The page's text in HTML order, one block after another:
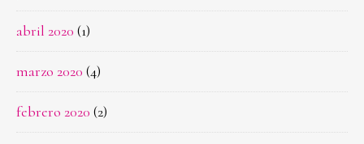
abril 2020 (1)
marzo 2020 (4)
febrero 2020 (2)